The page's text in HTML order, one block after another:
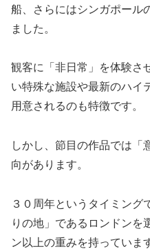
船、さらにはシンガポール
ました。
観客に「非日常」を体験さ
い特殊な施設や最新のハイ
用意されるのも特徴です。
しかし、節目の作品では「
向があります。
３０周年というタイミング
りの地」であるロンドンを
ン以上の重みを持っていま